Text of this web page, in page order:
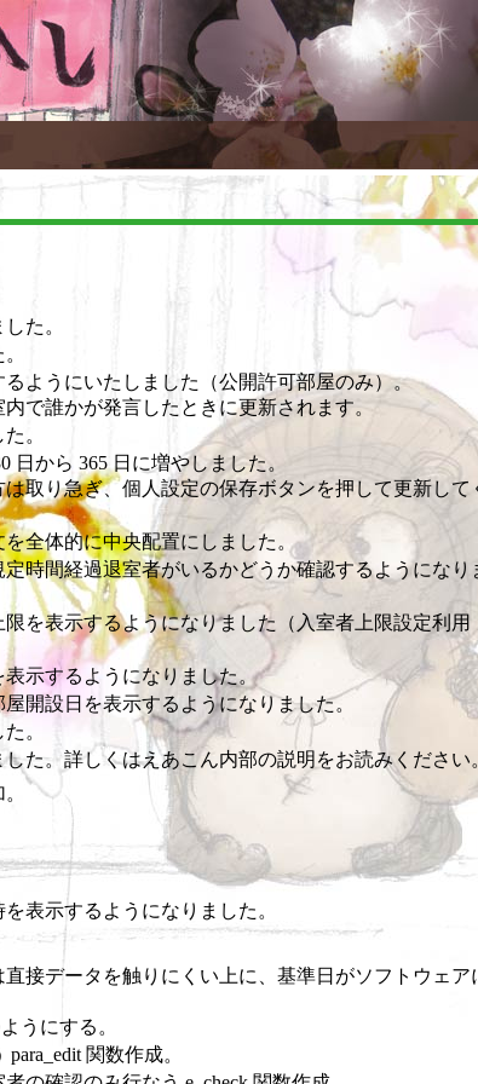
た。
ようにいたしました（公開許可部屋のみ）。
で誰かが発言したときに更新されます。
。
日から 365 日に増やしました。
取り急ぎ、個人設定の保存ボタンを押して更新して
全体的に中央配置にしました。
時間経過退室者がいるかどうか確認するようになり
を表示するようになりました（入室者上限設定利用
示するようになりました。
開設日を表示するようになりました。
。
た。詳しくはえあこん内部の説明をお読みください
表示するようになりました。
接データを触りにくい上に、基準日がソフトウェア
うにする。
関数作成。